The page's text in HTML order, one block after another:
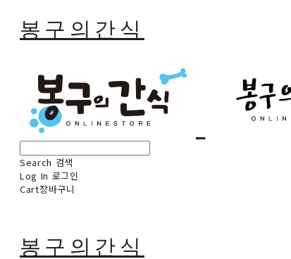
봉구의간식
Search 검색
Log In 로그인
Cart장바구니
봉구의간식